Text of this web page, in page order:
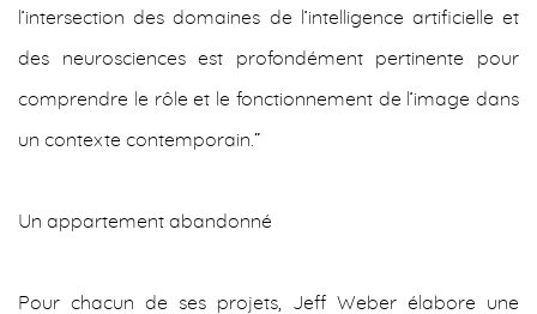
l’intersection des domaines de l’intelligence artificielle et
des neurosciences est profondément pertinente pour
comprendre le rôle et le fonctionnement de l’image dans
un contexte contemporain.“
Un appartement abandonné
Pour chacun de ses projets, Jeff Weber élabore une